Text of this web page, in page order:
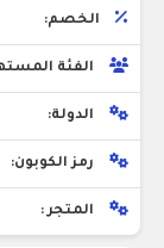
الخصم:
الفئة
الدولة:
رمز الكوبون:
المتجر :